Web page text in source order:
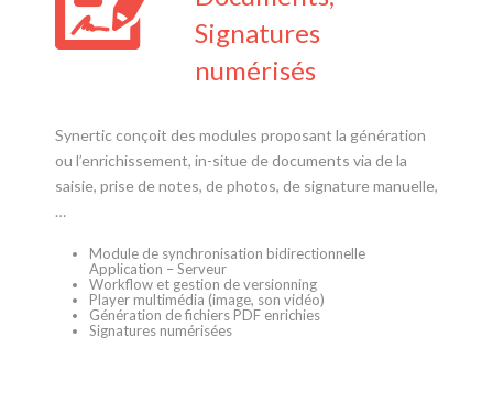
Signatures
numérisés
Synertic conçoit des modules proposant la génération
ou l’enrichissement, in-situe de documents via de la
saisie, prise de notes, de photos, de signature manuelle,
…
Module de synchronisation bidirectionnelle
Application – Serveur
Workflow et gestion de versionning
Player multimédia (image, son vidéo)
Génération de fichiers PDF enrichies
Signatures numérisées